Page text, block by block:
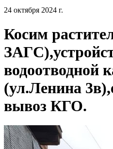
24 октября 2024 г.
Косим
водоотводной
(ул.Ленина
вывоз КГО.